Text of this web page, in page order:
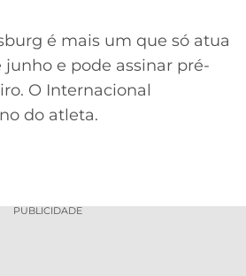
é mais um que só atua
e pode assinar pré-
O Internacional
do atleta.
PUBLICIDADE